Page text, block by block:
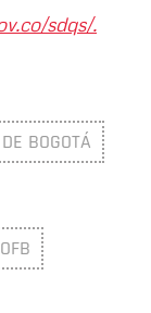
sdqs/.
BOGOTÁ